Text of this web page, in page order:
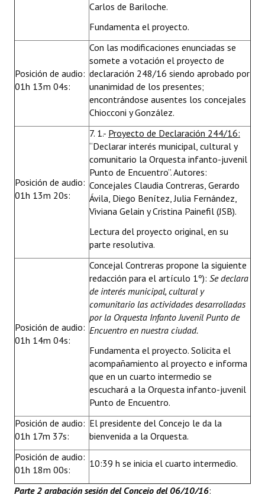
Carlos de Bariloche.
Fundamenta el proyecto.
Posición de audio:
01h 13m 04s:
Con las modificaciones enunciadas se
somete a votación el proyecto de
declaración 248/16 siendo aprobado por
unanimidad de los presentes;
encontrándose ausentes los concejales
Chiocconi y González.
Posición de audio:
01h 13m 20s:
7. 1.- Proyecto de Declaración 244/16:
“Declarar interés municipal, cultural y
comunitario la Orquesta infanto-juvenil
Punto de Encuentro”. Autores:
Concejales Claudia Contreras, Gerardo
Ávila, Diego Benítez, Julia Fernández,
Viviana Gelain y Cristina Painefil (JSB).
Lectura del proyecto original, en su
parte resolutiva.
Posición de audio:
01h 14m 04s:
Concejal Contreras propone la siguiente
redacción para el artículo 1º): Se declara
de interés municipal, cultural y
comunitario las actividades desarrolladas
por la Orquesta Infanto Juvenil Punto de
Encuentro en nuestra ciudad.
Fundamenta el proyecto. Solicita el
acompañamiento al proyecto e informa
que en un cuarto intermedio se
escuchará a la Orquesta infanto-juvenil
Punto de Encuentro.
Posición de audio:
01h 17m 37s:
El presidente del Concejo le da la
bienvenida a la Orquesta.
Posición de audio:
01h 18m 00s:
10:39 h se inicia el cuarto intermedio.
Parte 2 grabación sesión del Concejo del 06/10/16: